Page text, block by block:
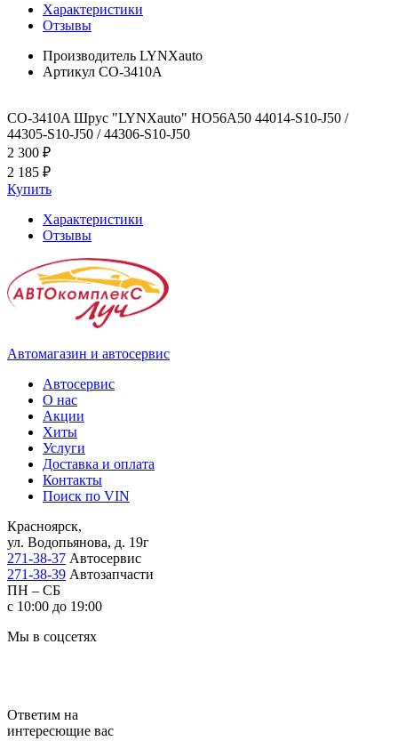
Характеристики
Отзывы
Производитель LYNXauto
Артикул CO-3410A
CO-3410A Шрус "LYNXauto" HO56A50 44014-S10-J50 /
44305-S10-J50 / 44306-S10-J50
2 300 ₽
2 185 ₽
Купить
Характеристики
Отзывы
Автомагазин и автосервис
Автосервис
О нас
Акции
Хиты
Услуги
Доставка и оплата
Контакты
Поиск по VIN
Красноярск,
ул. Водопьянова, д. 19г
271-38-37 Автосервис
271-38-39 Автозапчасти
ПН – СБ
с 10:00 до 19:00
Мы в соцсетях
Ответим на
интересющие вас